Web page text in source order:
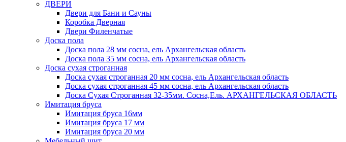
ДВЕРИ
Двери для Бани и Сауны
Коробка Дверная
Двери Филенчатые
Доска пола
Доска пола 28 мм сосна, ель Архангельская область
Доска пола 35 мм сосна, ель Архангельская область
Доска сухая строганная
Доска сухая строганная 20 мм сосна, ель Архангельская область
Доска сухая строганная 45 мм сосна, ель Архангельская область
Доска Сухая Строганная 32-35мм. Сосна,Ель. АРХАНГЕЛЬСКАЯ ОБЛАСТЬ
Имитация бруса
Имитация бруса 16мм
Имитация бруса 17 мм
Имитация бруса 20 мм